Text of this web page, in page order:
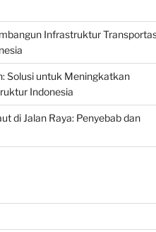
Infrastruktur
Solusi untuk Meningkatkan
Indonesia
di Jalan Raya: Penyebab dan